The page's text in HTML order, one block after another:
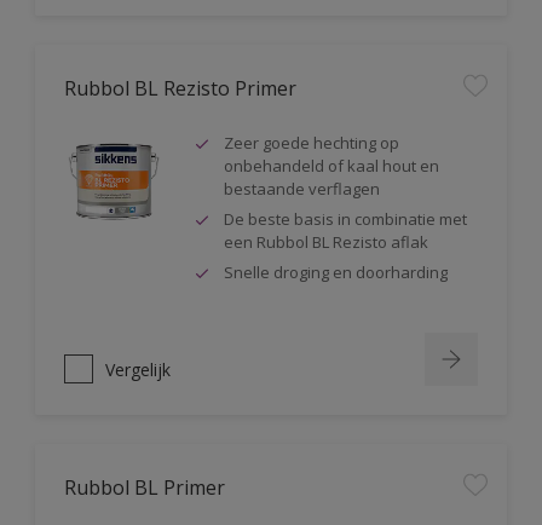
Rubbol BL Rezisto Primer
Zeer goede hechting op
onbehandeld of kaal hout en
bestaande verflagen
De beste basis in combinatie met
een Rubbol BL Rezisto aflak
Snelle droging en doorharding
Vergelijk
Rubbol BL Primer